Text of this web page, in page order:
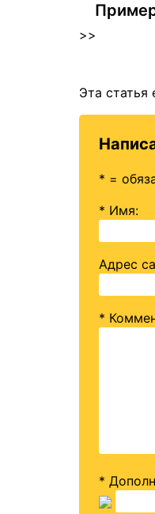
>>
Эта
* =
* Имя:
Адрес
*
*